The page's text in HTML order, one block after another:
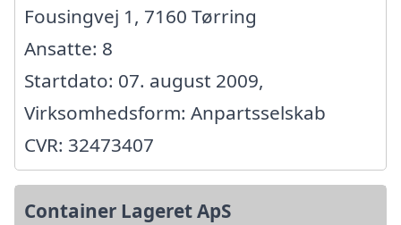
Fousingvej 1, 7160 Tørring
Ansatte: 8
Startdato: 07. august 2009,
Virksomhedsform: Anpartsselskab
CVR: 32473407
Container Lageret ApS